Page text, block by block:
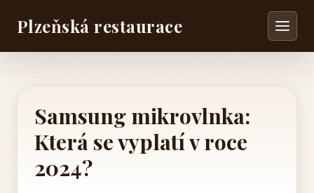
Plzeňská restaurace
Samsung mikrovlnka:
Která se vyplatí v roce
2024?